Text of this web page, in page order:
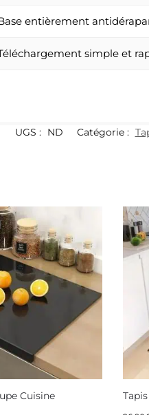
entièrement
simple et
UGS : ND Catégorie :
Cuisine